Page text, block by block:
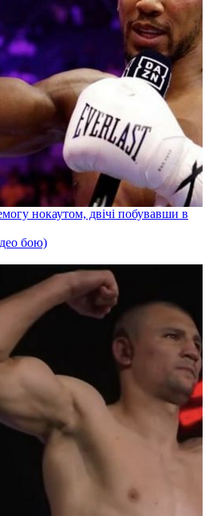
нокаутом, двічі побувавши в
бою)